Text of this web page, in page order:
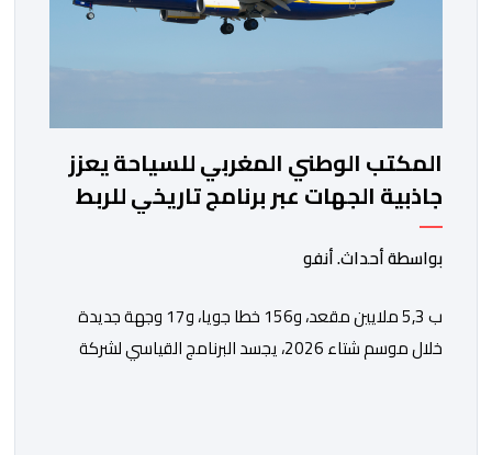
المكتب الوطني المغربي للسياحة يعزز
جاذبية الجهات عبر برنامج تاريخي للربط
الجوي مع شركة "رايان إير"
بواسطة أحداث. أنفو
ب 5,3 ملايين مقعد، و156 خطا جويا، و17 وجهة جديدة
خلال موسم شتاء 2026، يجسد البرنامج القياسي لشركة